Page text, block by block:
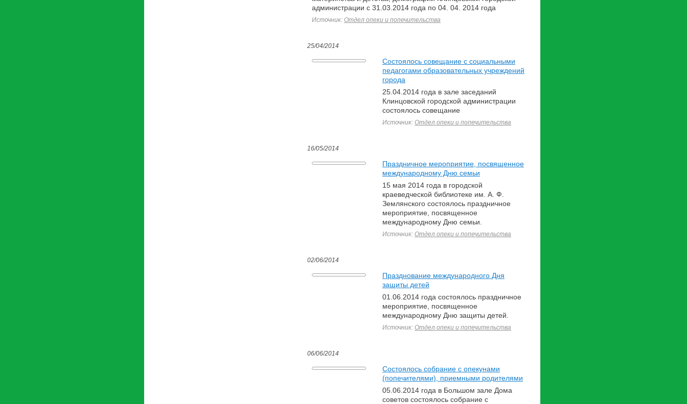
администрации с 31.03.2014 года по 04. 04. 2014 года
Источник: Отдел опеки и попечительства
25/04/2014
Состоялось совещание с социальными
педагогами образовательных учреждений
города
25.04.2014 года в зале заседаний
Клинцовской городской администрации
состоялось совещание
Источник: Отдел опеки и попечительства
16/05/2014
Праздничное мероприятие, посвященное
международному Дню семьи
15 мая 2014 года в городской
краеведческой библиотеке им. А. Ф.
Землянского состоялось праздничное
мероприятие, посвященное
международному Дню семьи.
Источник: Отдел опеки и попечительства
02/06/2014
Празднование международного Дня
защиты детей
01.06.2014 года состоялось праздничное
мероприятие, посвященное
международному Дню защиты детей.
Источник: Отдел опеки и попечительства
06/06/2014
Состоялось собрание с опекунами
(попечителями), приемными родителями
05.06.2014 года в Большом зале Дома
советов состоялось собрание с